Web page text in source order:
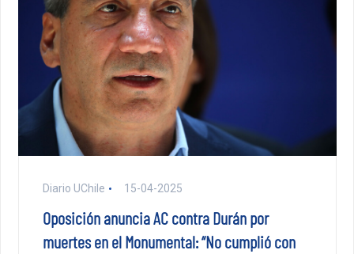
Diario UChile 15-04-2025
Oposición anuncia AC contra Durán por
muertes en el Monumental: “No cumplió con